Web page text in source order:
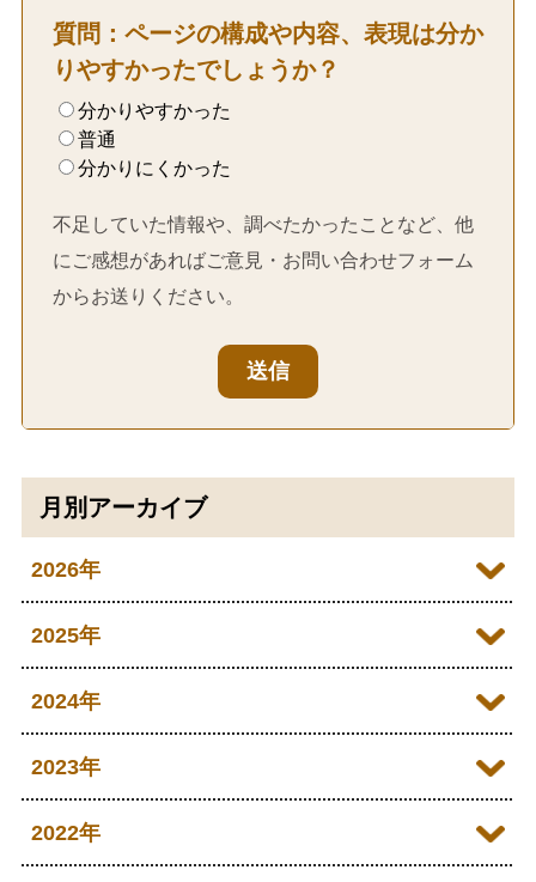
質問：ページの構成や内容、表現は分か
りやすかったでしょうか？
分かりやすかった
普通
分かりにくかった
不足していた情報や、調べたかったことなど、他
にご感想があればご意見・お問い合わせフォーム
からお送りください。
送信
月別アーカイブ
2026年
2026年07月
2026年05月
2026年03月
2025年
2025年12月
2025年10月
2024年
2024年12月
2024年10月
2023年
2023年12月
2022年